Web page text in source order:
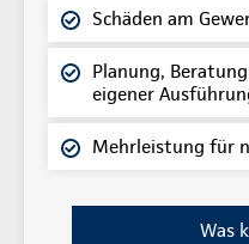
Schäden am
Planung,
eigener
Mehrleistung für
Was